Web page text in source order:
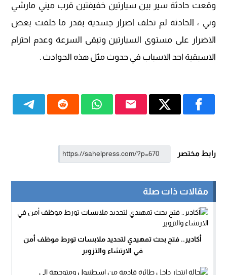
وقعت حادثة سير بين سيارتين خفيفتين قرب ميني مارشي
وني ، الحادثة لم تخلف اضرار جسدية بقدر ما خلفت بعض
الاضرار على مستوى السيارتين وتبقى السرعة وعدم احترام
الاسبقية احد الاسباب في حدوث مثل هذه الحوادث .
رابط مختصر
مقالات ذات صلة
أكادير.. فتح بحث تمهيدي لتحديد ملابسات تورط موظف أمن
في الارتشاء والتزوير